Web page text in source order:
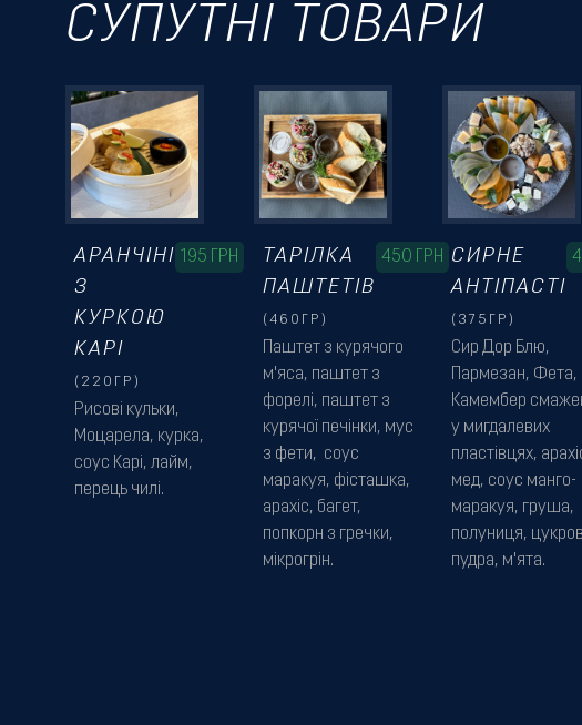
СУПУТНІ ТОВАРИ
Рисові кульки,
Моцарела, курка,
соус Карі, лайм,
перець чилі.
АРАНЧІНІ
З
КУРКОЮ
КАРІ
(220ГР)
195 ГРН
Паштет з курячого
м'яса, паштет з
форелі, паштет з
курячої печінки, мус
з фети, соус
маракуя, фісташка,
арахіс, багет,
попкорн з гречки,
мікрогрін.
ТАРІЛКА
ПАШТЕТІВ
(460ГР)
450 ГРН
Сир Дор Блю,
Пармезан, Фета,
Камембер
у мигдалевих
пластівцях,
мед, соус манго-
маракуя, груша,
полуниця,
пудра, м'ята.
СИРНЕ
АНТІПАСТІ
(375ГР)